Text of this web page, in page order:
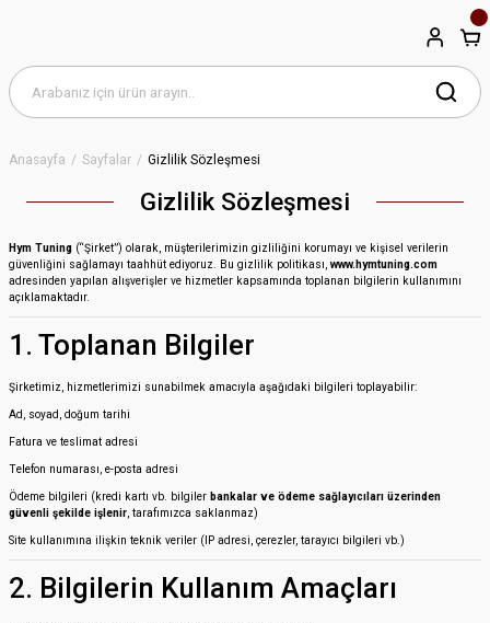
Anasayfa Sayfalar Gizlilik Sözleşmesi
Gizlilik Sözleşmesi
Hym Tuning (“Şirket”) olarak, müşterilerimizin gizliliğini korumayı ve kişisel verilerin
güvenliğini sağlamayı taahhüt ediyoruz. Bu gizlilik politikası,www.hymtuning.com
adresinden yapılan alışverişler ve hizmetler kapsamında toplanan bilgilerin kullanımını
açıklamaktadır.
1. Toplanan Bilgiler
Şirketimiz, hizmetlerimizi sunabilmek amacıyla aşağıdaki bilgileri toplayabilir:
Ad, soyad, doğum tarihi
Fatura ve teslimat adresi
Telefon numarası, e-posta adresi
Ödeme bilgileri (kredi kartı vb. bilgiler bankalar ve ödeme sağlayıcıları üzerinden
güvenli şekilde işlenir , tarafımızca saklanmaz)
Site kullanımına ilişkin teknik veriler (IP adresi, çerezler, tarayıcı bilgileri vb.)
2. Bilgilerin Kullanım Amaçları